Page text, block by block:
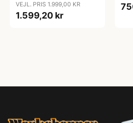
VEJL. PRIS 1.999,00 KR
1.599,20 kr